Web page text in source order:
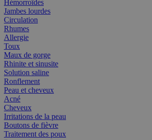
Hémorroïdes
Jambes lourdes
Circulation
Rhumes
Allergie
Toux
Maux de gorge
Rhinite et sinusite
Solution saline
Ronflement
Peau et cheveux
Acné
Cheveux
Irritations de la peau
Boutons de fièvre
Traitement des poux